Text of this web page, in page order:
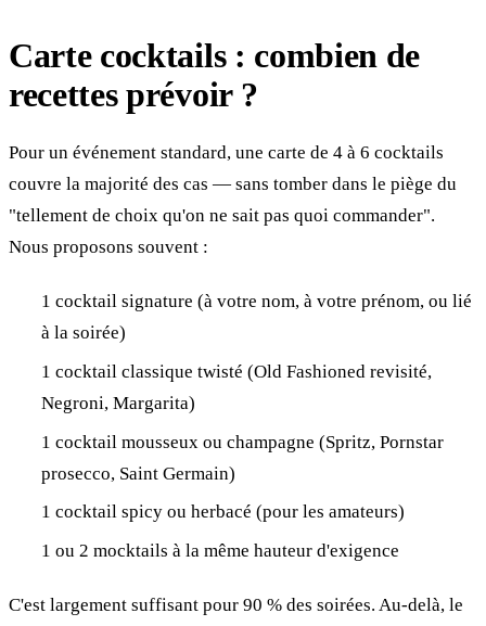
Carte cocktails : combien de
recettes prévoir ?
Pour un événement standard, une carte de 4 à 6 cocktails
couvre la majorité des cas — sans tomber dans le piège du
"tellement de choix qu'on ne sait pas quoi commander".
Nous proposons souvent :
1 cocktail signature (à votre nom, à votre prénom, ou lié
à la soirée)
1 cocktail classique twisté (Old Fashioned revisité,
Negroni, Margarita)
1 cocktail mousseux ou champagne (Spritz, Pornstar
prosecco, Saint Germain)
1 cocktail spicy ou herbacé (pour les amateurs)
1 ou 2 mocktails à la même hauteur d'exigence
C'est largement suffisant pour 90 % des soirées. Au-delà, le